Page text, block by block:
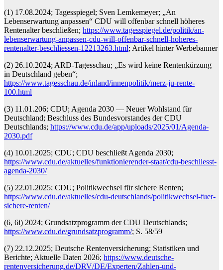
(1) 17.08.2024; Tagesspiegel; Sven Lemkemeyer; „An
Lebenserwartung anpassen“ CDU will offenbar schnell höheres
Rentenalter beschließen; https://www.tagesspiegel.de/politik/an-
lebenserwartung-anpassen-cdu-will-offenbar-schnell-hoheres-
rentenalter-beschliessen-12213263.html; Artikel hinter Werbebanner
(2) 26.10.2024; ARD-Tagesschau; „Es wird keine Rentenkürzung
in Deutschland geben“;
https://www.tagesschau.de/inland/innenpolitik/merz-ju-rente-
100.html
(3) 11.01.206; CDU; Agenda 2030 — Neuer Wohlstand für
Deutschland; Beschluss des Bundesvorstandes der CDU
Deutschlands; https://www.cdu.de/app/uploads/2025/01/Agenda-
2030.pdf
(4) 10.01.2025; CDU; CDU beschließt Agenda 2030;
https://www.cdu.de/aktuelles/funktionierender-staat/cdu-beschliesst-
agenda-2030/
(5) 22.01.2025; CDU; Politikwechsel für sichere Renten;
https://www.cdu.de/aktuelles/cdu-deutschlands/politikwechsel-fuer-
sichere-renten/
(6, 6i) 2024; Grundsatzprogramm der CDU Deutschlands;
https://www.cdu.de/grundsatzprogramm/; S. 58/59
(7) 22.12.2025; Deutsche Rentenversicherung; Statistiken und
Berichte; Aktuelle Daten 2026; https://www.deutsche-
rentenversicherung.de/DRV/DE/Experten/Zahlen-und-